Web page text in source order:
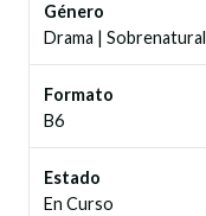
Género
Drama | Sobrenatural
Formato
B6
Estado
En Curso